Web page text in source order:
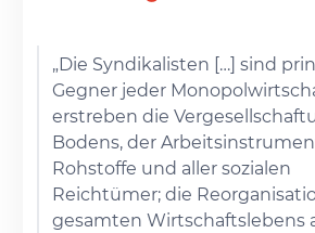
„Die Syndikalisten […] sind
Gegner jeder
erstreben die
Bodens, der
Rohstoffe und aller sozialen
Reichtümer; die
gesamten Wirtschaftslebens